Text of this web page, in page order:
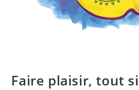
Faire plaisir, tout